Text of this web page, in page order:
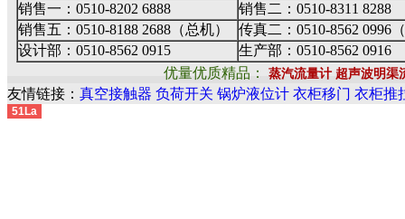
销售一：0510-8202 6888
销售二：0510-8311 8288
销售五：0510-8188 2688（总机）
传真二：0510-8562 0996
设计部：0510-8562 0915
生产部：0510-8562 0916
优量优质精品：
蒸汽流量计 超声波明渠
友情链接： 真空接触器 负荷开关 锅炉液位计 衣柜移门 衣柜推
51La